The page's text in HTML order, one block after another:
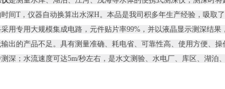
间T，仪器自动换算出水深H。本品是我司积多年生产经验，吸取
用专用大规模集成电路，元件贴片率99%，并以液晶显示测深结
出的产品不足。具有测量准确、耗电省、可靠性高、使用方便、
深；水流速度可达5m/秒左右，是水文测验、水电厂、库区、湖泊